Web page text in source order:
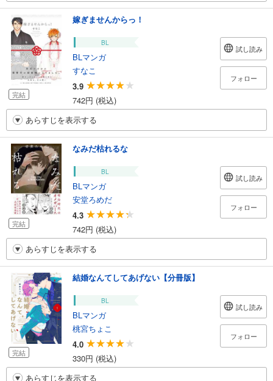
完結
嫁ぎませんからっ！
BL
BLマンガ
すなこ
3.9
742円 (税込)
試し読み
フォロー
あらすじを表示する
完結
なみだ枯れるな
BL
BLマンガ
安堂ろめだ
4.3
742円 (税込)
試し読み
フォロー
あらすじを表示する
完結
結婚なんてしてあげない【分冊版】
BL
BLマンガ
桃宮ちょこ
4.0
330円 (税込)
試し読み
フォロー
あらすじを表示する